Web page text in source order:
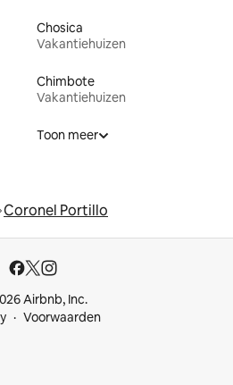
Chosica
Vakantiehuizen
Chimbote
Vakantiehuizen
Toon meer
Coronel Portillo
Airbnb, Inc.
Voorwaarden